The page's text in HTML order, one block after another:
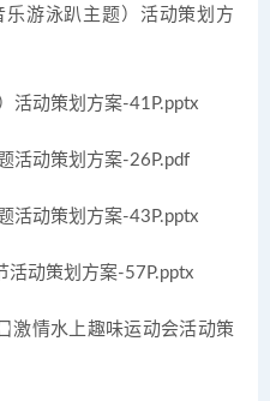
游泳趴主题）活动策划方
活动策划方案-41P.pptx
活动策划方案-26P.pdf
活动策划方案-43P.pptx
活动策划方案-57P.pptx
激情水上趣味运动会活动策